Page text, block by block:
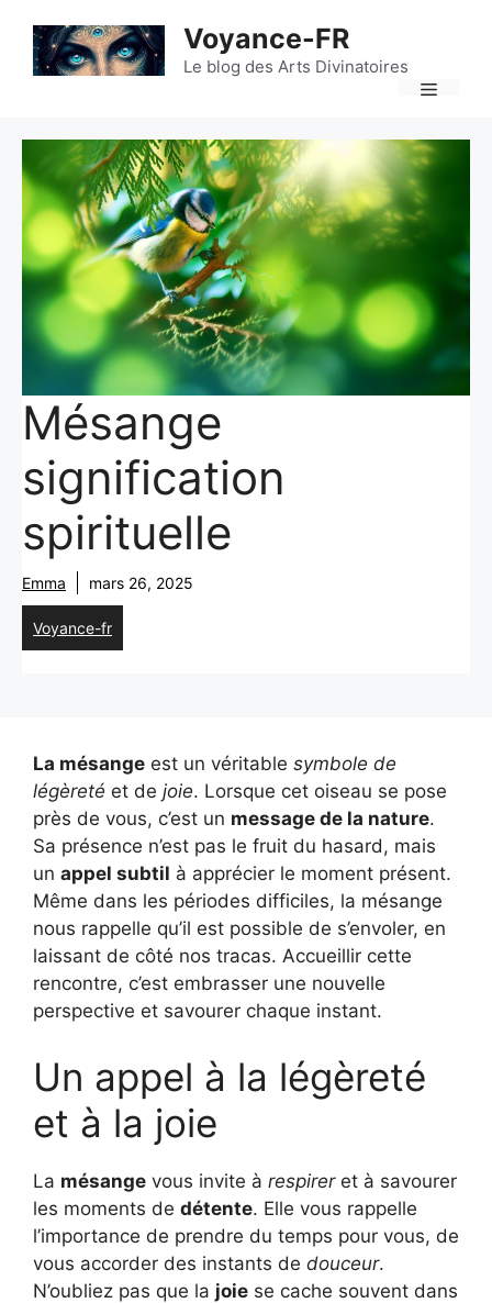
contenu
Voyance-FR
Le blog des Arts Divinatoires
Mésange
signification
spirituelle
Emma mars 26, 2025
Voyance-fr
La mésange est un véritable symbole de
légèreté et de joie. Lorsque cet oiseau se pose
près de vous, c’est un message de la nature.
Sa présence n’est pas le fruit du hasard, mais
un appel subtil à apprécier le moment présent.
Même dans les périodes difficiles, la mésange
nous rappelle qu’il est possible de s’envoler, en
laissant de côté nos tracas. Accueillir cette
rencontre, c’est embrasser une nouvelle
perspective et savourer chaque instant.
Un appel à la légèreté
et à la joie
La mésange vous invite à respireret à savourer
les moments de détente. Elle vous rappelle
l’importance de prendre du temps pour vous, de
vous accorder des instants de douceur.
N’oubliez pas que la joie se cache souvent dans